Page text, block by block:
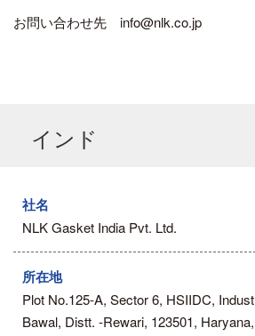
お問い合わせ先 info@nlk.co.jp
インド
社名
NLK Gasket India Pvt. Ltd.
所在地
Plot No.125-A, Sector 6, HSIIDC,
Bawal, Distt. -Rewari, 123501,